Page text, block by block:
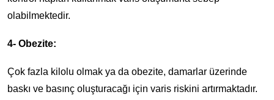
olabilmektedir.
4- Obezite:
Çok fazla kilolu olmak ya da obezite, damarlar üzerinde
baskı ve basınç oluşturacağı için varis riskini artırmaktadır.